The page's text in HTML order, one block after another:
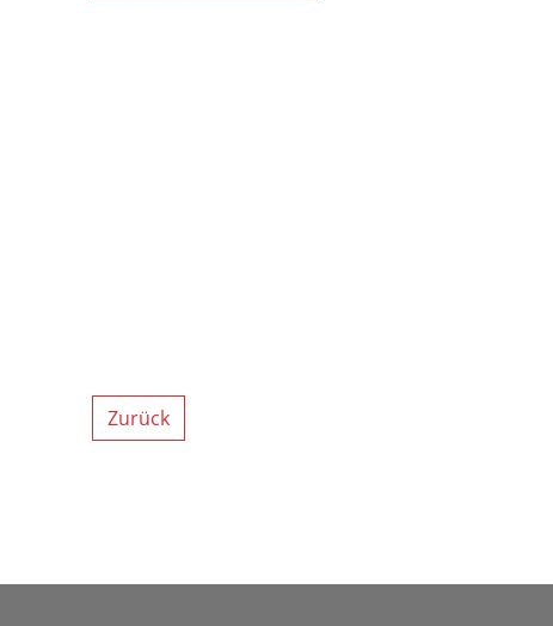
Zurück